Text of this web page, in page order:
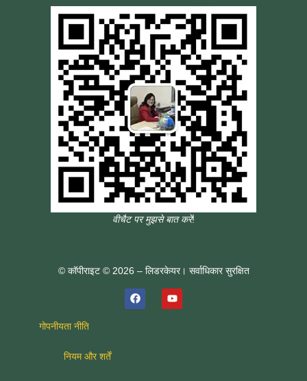
वीचैट पर मुझसे बात करें!
© कॉपीराइट © 2026 – लिडरकेयर। सर्वाधिकार सुरक्षित
गोपनीयता नीति
नियम और शर्तें